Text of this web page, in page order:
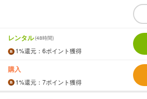
レンタル(48時間)
1%還元 ：6ポイント獲得
購入
1%還元 ：7ポイント獲得